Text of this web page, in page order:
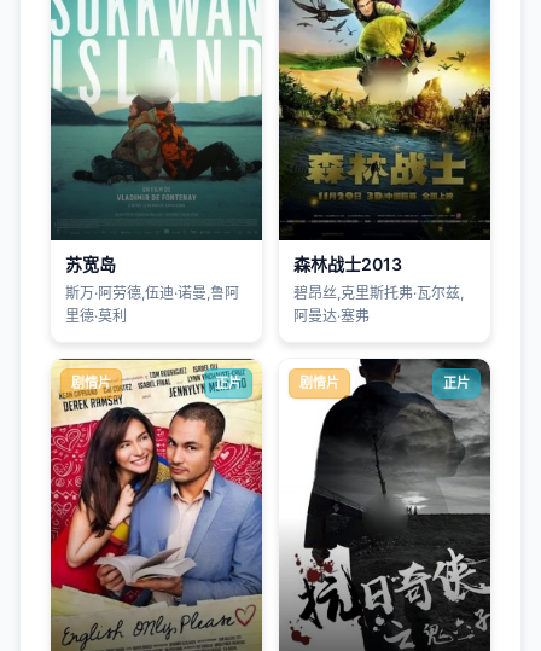
苏宽岛
斯万·阿劳德,伍迪·诺曼,鲁阿
里德·莫利
森林战士2013
碧昂丝,克里斯托弗·瓦尔兹,
阿曼达·塞弗
剧情片 正片 剧情片 正片